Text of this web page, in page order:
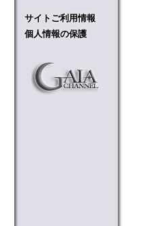
サイトご利用情報
個人情報の保護